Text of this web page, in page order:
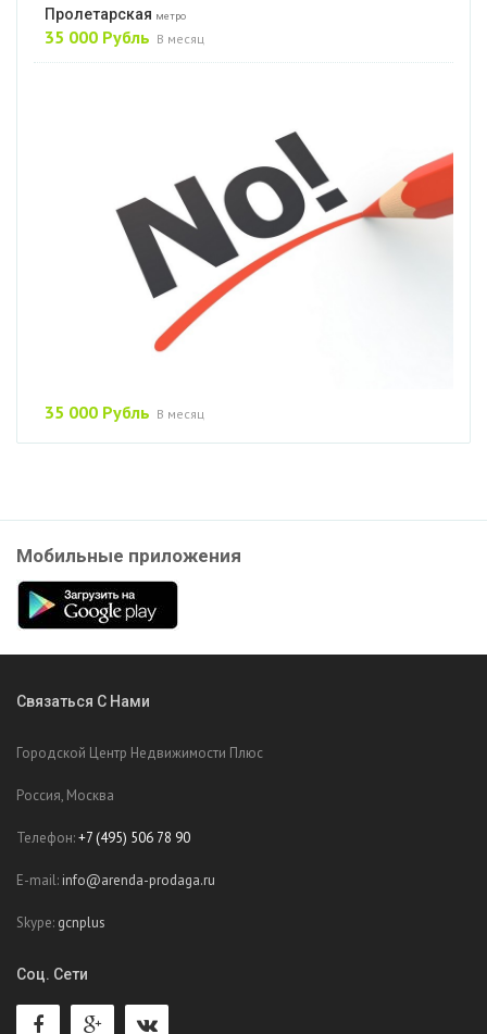
Пролетарская метро
35 000 Рубль В месяц
35 000 Рубль В месяц
Мобильные приложения
Связаться С Нами
Городской Центр Недвижимости Плюс
Россия, Москва
Телефон:+7 (495) 506 78 90
E-mail: info@arenda-prodaga.ru
Skype: gcnplus
Соц. Сети